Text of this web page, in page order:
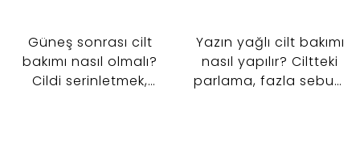
Güneş sonrası cilt
bakımı nasıl olmalı?
Cildi serinletmek,
Bakım Rutini
Yazın yağlı cilt bakımı
nasıl yapılır? Ciltteki
parlama, fazla sebum